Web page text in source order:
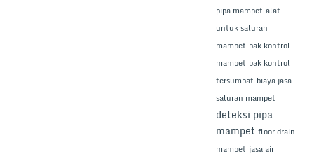
pipa mampet alat
untuk saluran
mampet bak kontrol
mampet bak kontrol
tersumbat biaya jasa
saluran mampet
deteksi pipa
mampet floor drain
mampet jasa air